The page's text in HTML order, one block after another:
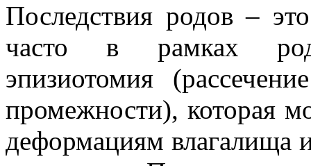
Последствия родов –
часто в рамках
эпизиотомия
промежности), которая
деформациям влагалища